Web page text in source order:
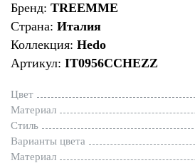
Бренд: TREEMME
Страна: Италия
Коллекция: Hedo
Артикул: IT0956CCHEZZ
Цвет
Материал
Стиль
Варианты цвета
Материал